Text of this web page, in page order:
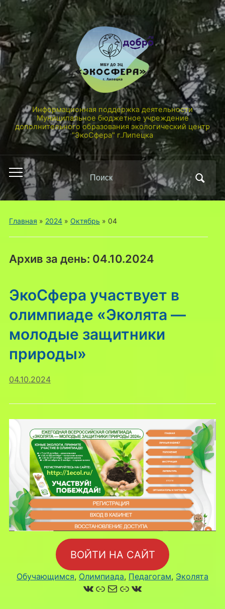
Информационная поддержка деятельности
Муниципальное бюджетное учреждение
дополнительного образования экологический центр
"ЭкоСфера" г.Липецка
Переключить
мобильное
меню
Поиск
по:
Главная » 2024» Октябрь » 04
Архив за день: 04.10.2024
ЭкоСфера участвует в
олимпиаде «Эколята —
молодые защитники
природы»
04.10.2024
ВОЙТИ НА САЙТ
Обучающимся, Олимпиада, Педагогам, Эколята
ВКонтакте
Ссылка
Почта
Ссылка
ВКонтакте